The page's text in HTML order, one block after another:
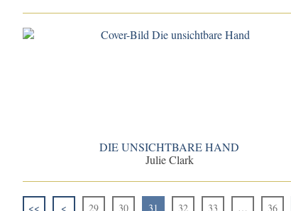
DIE UNSICHTBARE HAND
Julie Clark
<< < 29 30 31 32 33 … 36